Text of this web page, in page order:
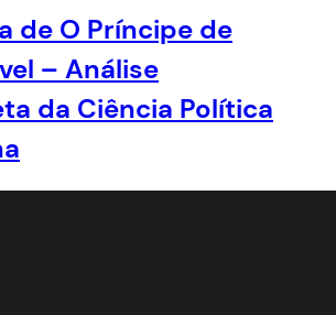
de O Príncipe de
– Análise
da Ciência Política